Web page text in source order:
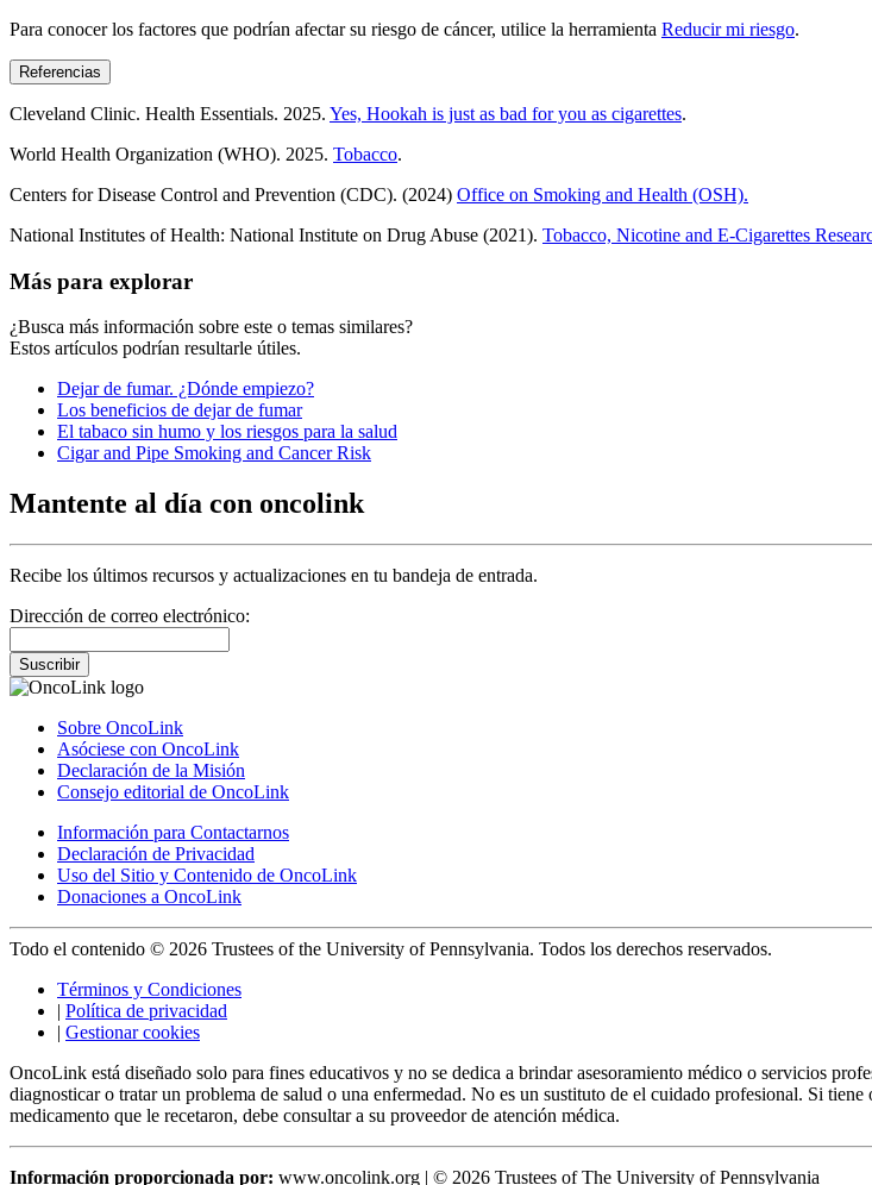
Para conocer los factores que podrían afectar su riesgo de cáncer, utilice la herramienta Reducir mi riesgo.
Referencias
Cleveland Clinic. Health Essentials. 2025. Yes, Hookah is just as bad for you as cigarettes.
World Health Organization (WHO). 2025. Tobacco.
Centers for Disease Control and Prevention (CDC). (2024) Office on Smoking and Health (OSH).
National Institutes of Health: National Institute on Drug Abuse (2021). Tobacco, Nicotine and E-Cigarettes
Más para explorar
¿Busca más información sobre este o temas similares?
Estos artículos podrían resultarle útiles.
Dejar de fumar. ¿Dónde empiezo?
Los beneficios de dejar de fumar
El tabaco sin humo y los riesgos para la salud
Cigar and Pipe Smoking and Cancer Risk
Mantente al día con oncolink
Recibe los últimos recursos y actualizaciones en tu bandeja de entrada.
Dirección de correo electrónico:
Suscribir
Sobre OncoLink
Asóciese con OncoLink
Declaración de la Misión
Consejo editorial de OncoLink
Información para Contactarnos
Declaración de Privacidad
Uso del Sitio y Contenido de OncoLink
Donaciones a OncoLink
Todo el contenido © 2026 Trustees of the University of Pennsylvania. Todos los derechos reservados.
Términos y Condiciones
| Política de privacidad
| Gestionar cookies
OncoLink está diseñado solo para fines educativos y no se dedica a brindar asesoramiento médico o servicios
diagnosticar o tratar un problema de salud o una enfermedad. No es un sustituto de el cuidado profesional. Si
medicamento que le recetaron, debe consultar a su proveedor de atención médica.
Información proporcionada por: www.oncolink.org | © 2026 Trustees of The University of Pennsylvania